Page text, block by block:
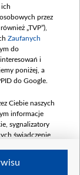
przez
„TVP”),
Zaufanych
do
i
poniżej, a
do Google.
Ciebie naszych
informacje
sygnalizatory
świadczenie